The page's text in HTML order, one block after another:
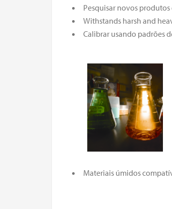
Pesquisar novos
Withstands harsh and
Calibrar usando padrões
Materiais úmidos